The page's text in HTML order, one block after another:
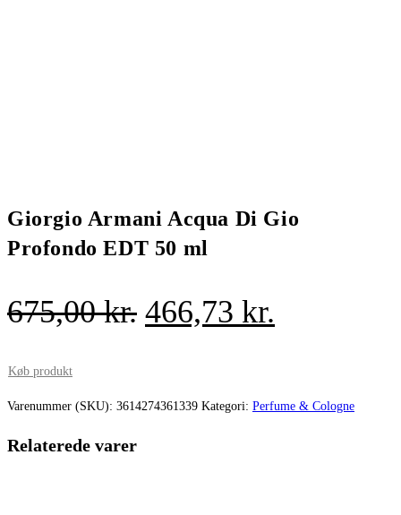
Giorgio Armani Acqua Di Gio
Profondo EDT 50 ml
675,00kr. Den
var:
466,73 kr.
er:
Køb produkt
Varenummer (SKU): 3614274361339 Kategori: Perfume & Cologne
Relaterede varer